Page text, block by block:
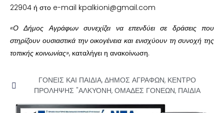
22904 ή στο e-mail kpalkioni@gmail.com
«Ο Δήμος Αγράφων συνεχίζει να επενδύει σε δράσεις που
στηρίζουν ουσιαστικά την οικογένεια και ενισχύουν τη συνοχή της
τοπικής κοινωνίας», καταλήγει η ανακοίνωση.
ΓΟΝΕΙΣ ΚΑΙ ΠΑΙΔΙΑ, ΔΗΜΟΣ ΑΓΡΑΦΩΝ, ΚΕΝΤΡΟ
ΠΡΟΛΗΨΗΣ "ΑΛΚΥΟΝΗ, ΟΜΑΔΕΣ ΓΟΝΕΩΝ, ΠΑΙΔΙΑ